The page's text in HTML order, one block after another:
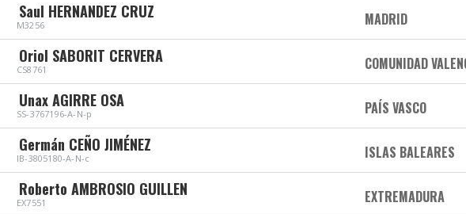
Saul HERNANDEZ CRUZ
M3256 MADRID
Oriol SABORIT CERVERA
CS8761 COMUNIDAD
Unax AGIRRE OSA
SS-3767196-A-N-p PAÍS VASCO
Germán CEÑO JIMÉNEZ
IB-3805180-A-N-c ISLAS BALEARES
Roberto AMBROSIO GUILLEN
EX7551 EXTREMADURA